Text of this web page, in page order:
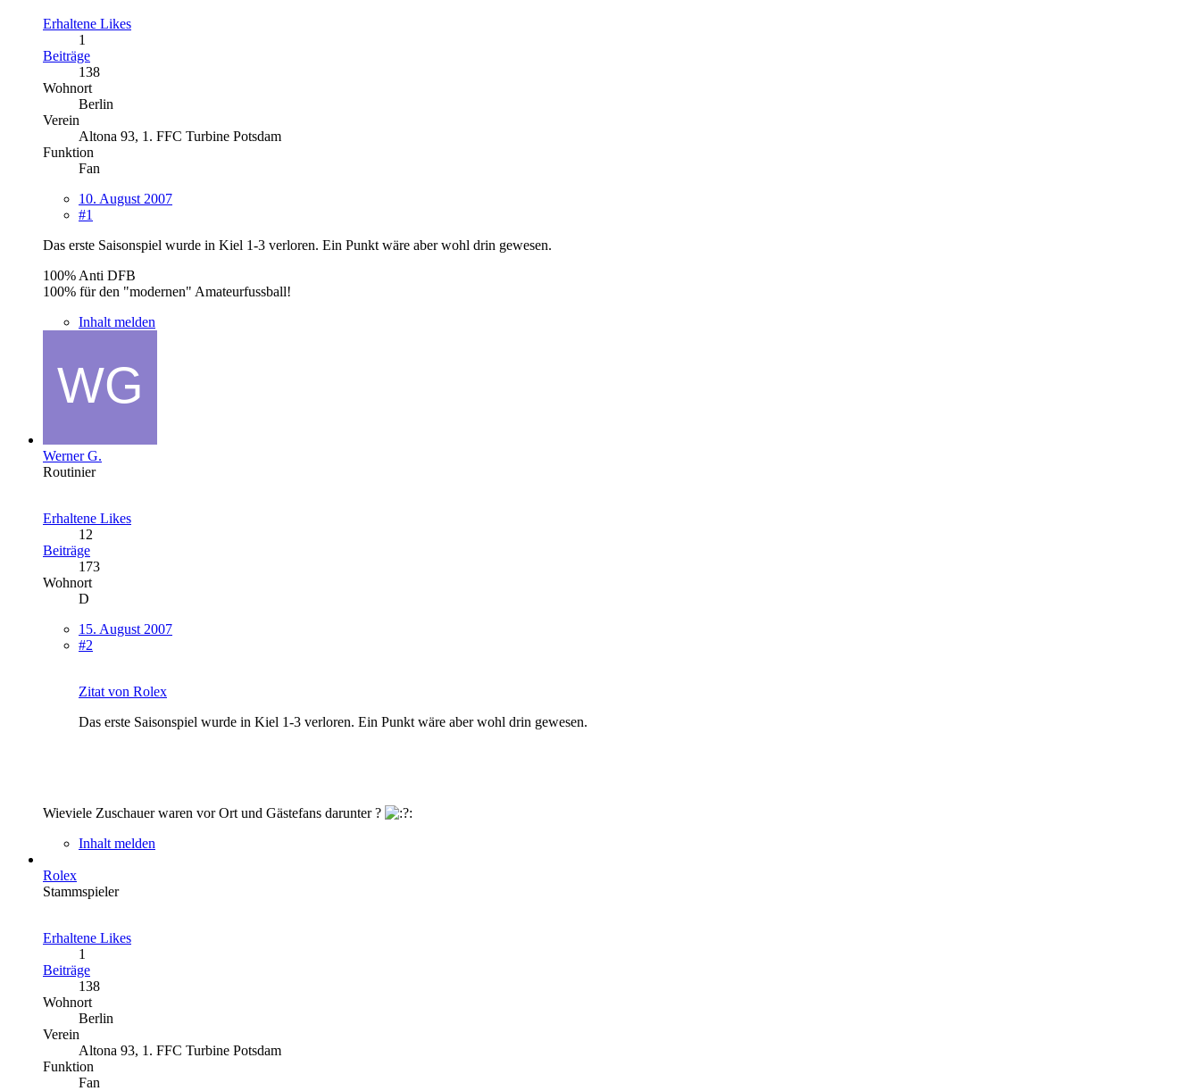
Erhaltene Likes
1
Beiträge
138
Wohnort
Berlin
Verein
Altona 93, 1. FFC Turbine Potsdam
Funktion
Fan
10. August 2007
#1
Das erste Saisonspiel wurde in Kiel 1-3 verloren. Ein Punkt wäre aber wohl drin gewesen.
100% Anti DFB
100% für den "modernen" Amateurfussball!
Inhalt melden
Werner G.
Routinier
Erhaltene Likes
12
Beiträge
173
Wohnort
D
15. August 2007
#2
Zitat von Rolex
Das erste Saisonspiel wurde in Kiel 1-3 verloren. Ein Punkt wäre aber wohl drin gewesen.
Wieviele Zuschauer waren vor Ort und Gästefans darunter ?
Inhalt melden
Rolex
Stammspieler
Erhaltene Likes
1
Beiträge
138
Wohnort
Berlin
Verein
Altona 93, 1. FFC Turbine Potsdam
Funktion
Fan